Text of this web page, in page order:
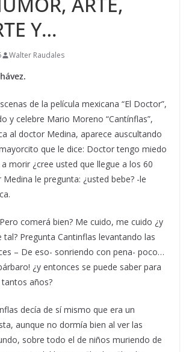
Y…
Walter Raudales
de la película mexicana “El Doctor”,
y celebre Mario Moreno “Cantínflas”,
al doctor Medina, aparece auscultando
que le dice: Doctor tengo miedo
morir ¿cree usted que llegue a los 60
le pregunta: ¿usted bebe? -le
comerá bien? Me cuido, me cuido ¿y
tal? Pregunta Cantinflas levantando las
– De eso- sonriendo con pena- poco…
¿y entonces se puede saber para
años?
decía de sí mismo que era un
aunque no dormía bien al ver las
sobre todo el de niños muriendo de